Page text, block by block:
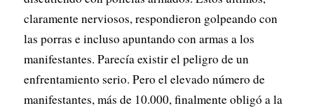
claramente nerviosos, respondieron golpeando con
las porras e incluso apuntando con armas a los
manifestantes. Parecía existir el peligro de un
enfrentamiento serio. Pero el elevado número de
manifestantes, más de 10.000, finalmente obligó a la